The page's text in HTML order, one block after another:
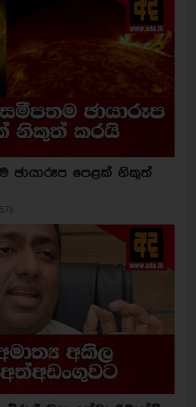
ඡායාරූප පෙළක් නිකුත්
576